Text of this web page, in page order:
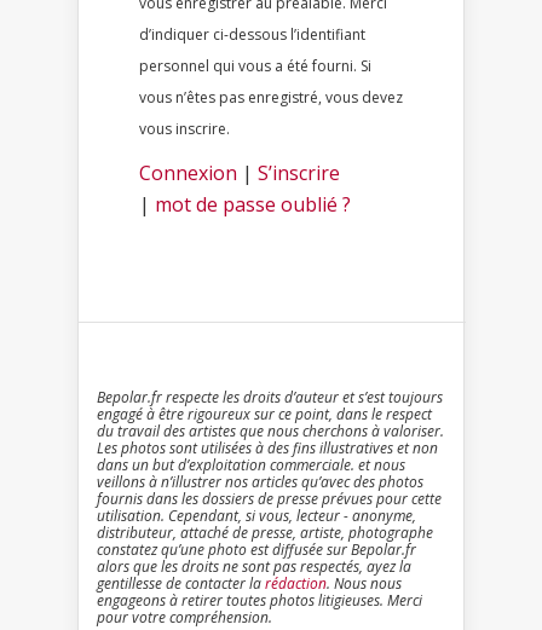
d’indiquer ci-dessous l’identifiant
personnel qui vous a été fourni. Si
vous n’êtes pas enregistré, vous devez
vous inscrire.
Connexion | S’inscrire
| mot de passe oublié ?
Bepolar.fr respecte les droits d’auteur et s’est toujours
engagé à être rigoureux sur ce point, dans le respect
du travail des artistes que nous cherchons à valoriser.
Les photos sont utilisées à des fins illustratives et non
dans un but d’exploitation commerciale. et nous
veillons à n’illustrer nos articles qu’avec des photos
fournis dans les dossiers de presse prévues pour cette
utilisation. Cependant, si vous, lecteur - anonyme,
distributeur, attaché de presse, artiste, photographe
constatez qu’une photo est diffusée sur Bepolar.fr
alors que les droits ne sont pas respectés, ayez la
gentillesse de contacter larédaction. Nous nous
engageons à retirer toutes photos litigieuses. Merci
pour votre compréhension.